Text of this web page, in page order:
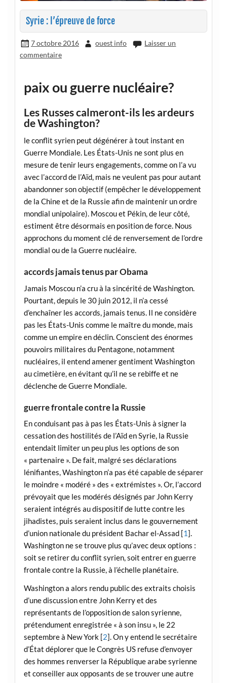
Syrie : l’épreuve de force
7 octobre 2016 ouest info
Laisser un
commentaire
paix ou guerre nucléaire?
Les Russes calmeront-ils les ardeurs
de Washington?
le conflit syrien peut dégénérer à tout instant en
Guerre Mondiale. Les États-Unis ne sont plus en
mesure de tenir leurs engagements, comme on l’a vu
avec l’accord de l’Aïd, mais ne veulent pas pour autant
abandonner son objectif (empêcher le développement
de la Chine et de la Russie afin de maintenir un ordre
mondial unipolaire). Moscou et Pékin, de leur côté,
estiment être désormais en position de force. Nous
approchons du moment clé de renversement de l’ordre
mondial ou de la Guerre nucléaire.
accords jamais tenus par Obama
Jamais Moscou n’a cru à la sincérité de Washington.
Pourtant, depuis le 30 juin 2012, il n’a cessé
d’enchaîner les accords, jamais tenus. Il ne considère
pas les États-Unis comme le maître du monde, mais
comme un empire en déclin. Conscient des énormes
pouvoirs militaires du Pentagone, notamment
nucléaires, il entend amener gentiment Washington
au cimetière, en évitant qu’il ne se rebiffe et ne
déclenche de Guerre Mondiale.
guerre frontale contre la Russie
En conduisant pas à pas les États-Unis à signer la
cessation des hostilités de l’Aïd en Syrie, la Russie
entendait limiter un peu plus les options de son
« partenaire ». De fait, malgré ses déclarations
lénifiantes, Washington n’a pas été capable de séparer
le moindre « modéré » des « extrémistes ». Or, l’accord
prévoyait que les modérés désignés par John Kerry
seraient intégrés au dispositif de lutte contre les
jihadistes, puis seraient inclus dans le gouvernement
d’union nationale du président Bachar el-Assad [1].
Washington ne se trouve plus qu’avec deux options :
soit se retirer du conflit syrien, soit entrer en guerre
frontale contre la Russie, à l’échelle planétaire.
Washington a alors rendu public des extraits choisis
d’une discussion entre John Kerry et des
représentants de l’opposition de salon syrienne,
prétendument enregistrée « à son insu », le 22
septembre à New York [2]. On y entend le secrétaire
d’État déplorer que le Congrès US refuse d’envoyer
des hommes renverser la République arabe syrienne
et conseiller aux opposants de se trouver une autre